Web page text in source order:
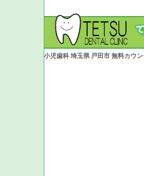
小児歯科 埼玉県 戸田市 無料カウ